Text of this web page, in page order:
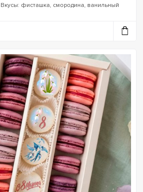
фисташка, смородина, ванильный